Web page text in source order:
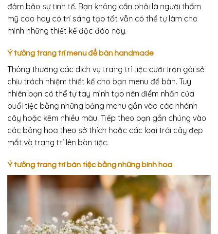
đảm bảo sự tinh tế. Bạn không cần phải là người thẩm
mỹ cao hay có trí sáng tạo tốt vẫn có thể tự làm cho
mình những thiết kế độc đáo này.
Ý tưởng trang trí menu để bàn handmade
Thông thường các dịch vụ trang trí tiệc cưới trọn gói sẻ
chịu trách nhiệm thiết kế cho bạn menu để bàn. Tuy
nhiên bạn có thể tự tay mình tạo nên điểm nhấn của
buổi tiệc bằng những bảng menu gắn vào các nhánh
cây hoặc kẽm nhiều màu. Tiếp theo bạn gắn chúng vào
các bông hoa theo sở thích hoặc các loại trái cây đẹp
mắt và trang trí lên bàn tiệc.
Ý tưởng trang trí bàn tiệc bằng những bình hoa